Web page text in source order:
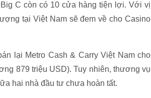
C còn có 10 cửa hàng tiện lợi. Với vị
tại Việt Nam sẽ đem về cho Casino
lại Metro Cash & Carry Việt Nam cho
879 triệu USD). Tuy nhiên, thương vụ
hai nhà đầu tư chưa hoàn tất.